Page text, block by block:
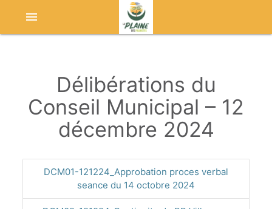
menu
Délibérations du
Conseil Municipal – 12
décembre 2024
DCM01-121224_Approbation proces verbal
seance du 14 octobre 2024